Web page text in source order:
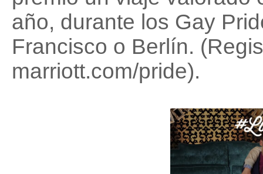
año, durante los Gay
Francisco o Berlín.
marriott.com/pride).